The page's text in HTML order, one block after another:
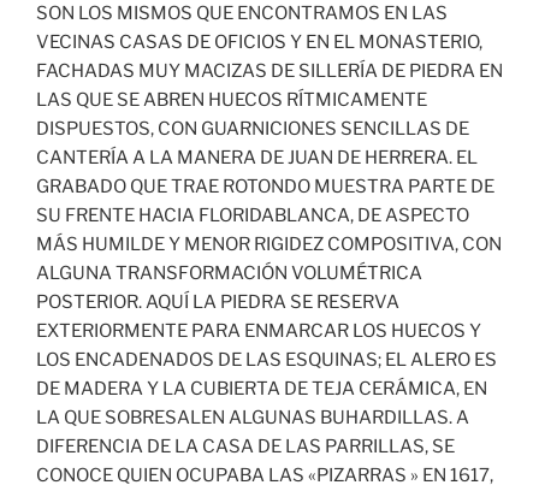
SON LOS MISMOS QUE ENCONTRAMOS EN LAS
VECINAS CASAS DE OFICIOS Y EN EL MONASTERIO,
FACHADAS MUY MACIZAS DE SILLERÍA DE PIEDRA EN
LAS QUE SE ABREN HUECOS RÍTMICAMENTE
DISPUESTOS, CON GUARNICIONES SENCILLAS DE
CANTERÍA A LA MANERA DE JUAN DE HERRERA. EL
GRABADO QUE TRAE ROTONDO MUESTRA PARTE DE
SU FRENTE HACIA FLORIDABLANCA, DE ASPECTO
MÁS HUMILDE Y MENOR RIGIDEZ COMPOSITIVA, CON
ALGUNA TRANSFORMACIÓN VOLUMÉTRICA
POSTERIOR. AQUÍ LA PIEDRA SE RESERVA
EXTERIORMENTE PARA ENMARCAR LOS HUECOS Y
LOS ENCADENADOS DE LAS ESQUINAS; EL ALERO ES
DE MADERA Y LA CUBIERTA DE TEJA CERÁMICA, EN
LA QUE SOBRESALEN ALGUNAS BUHARDILLAS. A
DIFERENCIA DE LA CASA DE LAS PARRILLAS, SE
CONOCE QUIEN OCUPABA LAS «PIZARRAS » EN 1617,